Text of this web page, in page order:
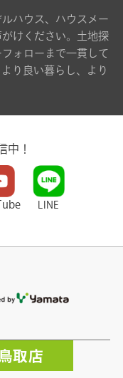
ハウス、ハウスメー
けください。土地探
ォローまで一貫して
り良い暮らし、より
中！
LINE
取店